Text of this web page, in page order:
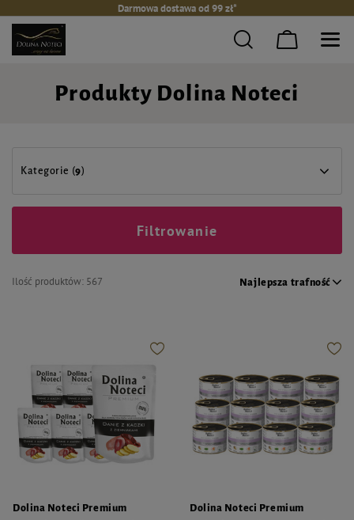
Darmowa dostawa od 99 zł*
Produkty Dolina Noteci
Kategorie (9)
Ilość produktów: 567 Najlepsza trafność
Filtrowanie
Dolina Noteci Premium
Dolina Noteci Premium